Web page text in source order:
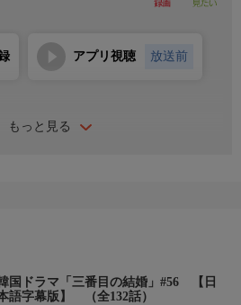
もっと見る
アプリ視聴 放送前
陰謀でようやく巡り会えた父をも奪
国ドラマ「三番目の結婚」#56 【日
語字幕版】 （全132話）